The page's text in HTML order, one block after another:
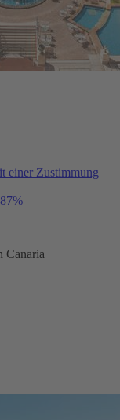
einer Zustimmung
87%
Canaria